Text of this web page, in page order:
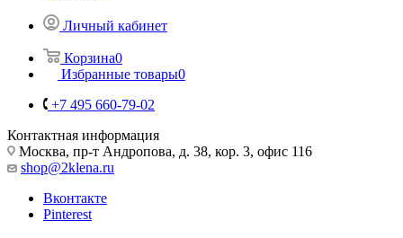
Личный кабинет
Корзина0
Избранные товары0
+7 495 660-79-02
Контактная информация
Москва, пр-т Андропова, д. 38, кор. 3, офис 116
shop@2klena.ru
Вконтакте
Pinterest